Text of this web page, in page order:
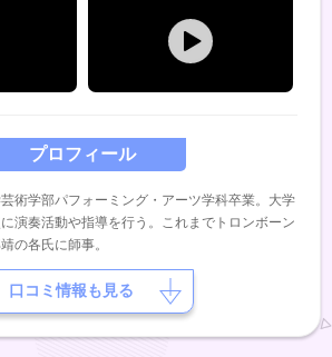
プロフィール
術学部パフォーミング・アーツ学科卒業。大学
演奏活動や指導を行う。これまでトロンボーン
の各氏に師事。
口コミ情報も見る